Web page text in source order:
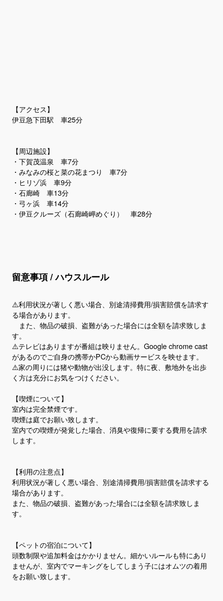
【アクセス】
伊豆急下田駅 車25分
【周辺施設】
・下賀茂温泉 車7分
・みなみの桜と菜の花まつり 車7分
・ヒリゾ浜 車9分
・石廊崎 車13分
・弓ヶ浜 車14分
・伊豆クルーズ（石廊崎岬めぐり） 車28分
留意事項 / ハウスルール
⚠️利用状況が著しく悪い場合、別途清掃費用/損害賠償を請求す
る場合があります。
また、物品の破損、盗難があった場合には全額を請求致しま
す。
⚠️テレビはありますが番組は映りません。Google chrome cast
があるのでご自身の携帯かPCから動画サービスを映せます。
⚠️家の周りには猪や動物が出没します。特に夜、敷地外を出歩
く方は充分にお気をつけください。
【喫煙について】
室内は完全禁煙です。
喫煙は庭でお願い致します。
室内での喫煙が発覚した場合、消臭や復帰に要する費用を請求
します。
【利用の注意点】
利用状況が著しく悪い場合、別途清掃費用/損害賠償を請求する
場合があります。
また、物品の破損、盗難があった場合には全額を請求致しま
す。
【ペットの宿泊について】
頭数制限や追加料金はかかりません。細かいルールも特にあり
ませんが、室内でマーキングをしてしまう子にはオムツの着用
をお願い致します。